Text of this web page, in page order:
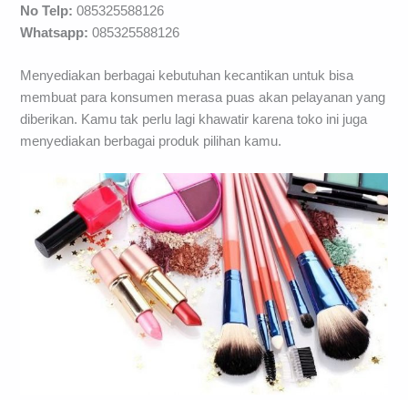
No Telp: 085325588126
Whatsapp: 085325588126
Menyediakan berbagai kebutuhan kecantikan untuk bisa
membuat para konsumen merasa puas akan pelayanan yang
diberikan. Kamu tak perlu lagi khawatir karena toko ini juga
menyediakan berbagai produk pilihan kamu.